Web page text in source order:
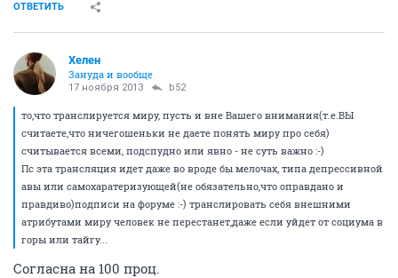
ОТВЕТИТЬ
Хелен
Зануда и вообще
17 ноября 2013 b52
то,что транслируется миру, пусть и вне Вашего внимания(т.е.ВЫ
считаете,что ничегошеньки не даете понять миру про себя)
считывается всеми, подспудно или явно - не суть важно :-)
Пс эта трансляция идет даже во вроде бы мелочах, типа депрессивной
авы или самохаратеризующей(не обязательно,что оправдано и
правдиво)подписи на форуме :-) транслировать себя внешними
атрибутами миру человек не перестанет,даже если уйдет от социума в
горы или тайгу...
Согласна на 100 проц.